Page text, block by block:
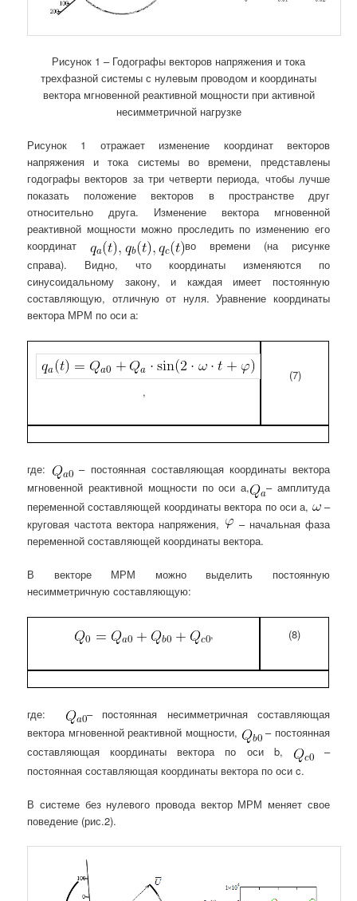
Рисунок 1 – Годографы векторов напряжения и тока
трехфазной системы с нулевым проводом и координаты
вектора мгновенной реактивной мощности при активной
несимметричной нагрузке
Рисунок 1 отражает изменение координат векторов
напряжения и тока системы во времени, представлены
годографы векторов за три четверти периода, чтобы лучше
показать положение векторов в пространстве друг
относительно друга. Изменение вектора мгновенной
реактивной мощности можно проследить по изменению его
координат
во времени (на рисунке
справа). Видно, что координаты изменяются по
синусоидальному закону, и каждая имеет постоянную
составляющую, отличную от нуля. Уравнение координаты
вектора МРМ по оси а:
,
(7)
где:
– постоянная составляющая координаты вектора
мгновенной реактивной мощности по оси а,
– амплитуда
переменной составляющей координаты вектора по оси а,
–
круговая частота вектора напряжения,
– начальная фаза
переменной составляющей координаты вектора.
В векторе МРМ можно выделить постоянную
несимметричную составляющую:
, (8)
где:
– постоянная несимметричная составляющая
вектора мгновенной реактивной мощности,
– постоянная
составляющая координаты вектора по оси b,
–
постоянная составляющая координаты вектора по оси c.
В системе без нулевого провода вектор МРМ меняет свое
поведение (рис.2).